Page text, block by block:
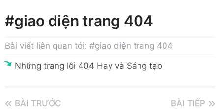
#giao diện trang 404
Bài viết liên quan tới: #giao diện trang 404
Những trang lỗi 404 Hay và Sáng tạo
BÀI TRƯỚC BÀI TIẾP